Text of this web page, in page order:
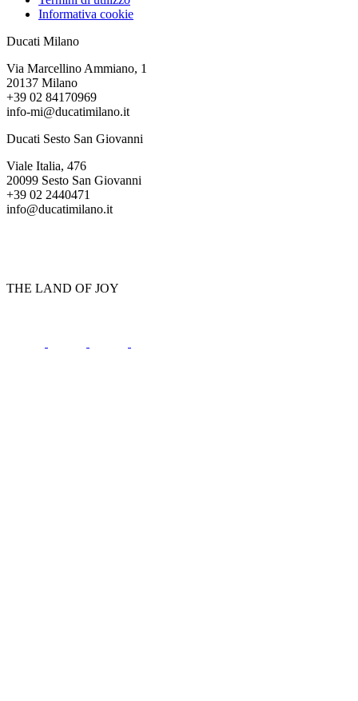
Informativa cookie
Ducati Milano
Via Marcellino Ammiano, 1
20137 Milano
+39 02 84170969
info-mi@ducatimilano.it
Ducati Sesto San Giovanni
Viale Italia, 476
20099 Sesto San Giovanni
+39 02 2440471
info@ducatimilano.it
THE LAND OF JOY